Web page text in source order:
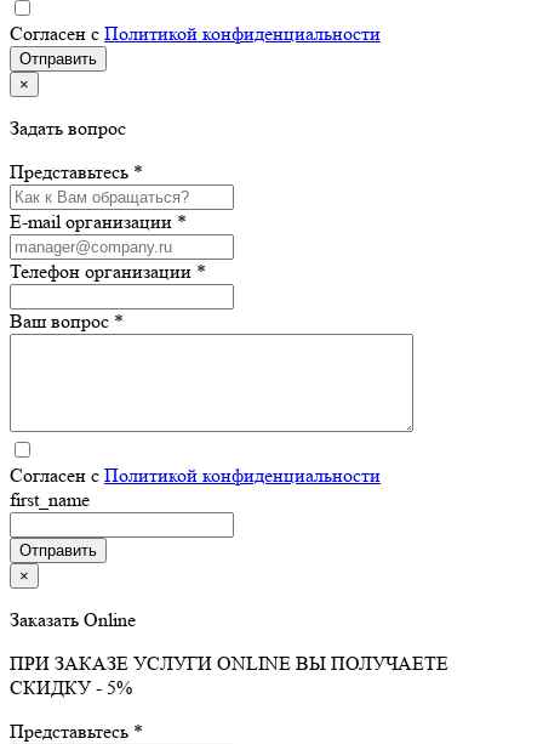
Согласен с Политикой конфиденциальности
×
Задать вопрос
Представьтесь *
E-mail организации *
Телефон организации *
Ваш вопрос *
Согласен с Политикой конфиденциальности
first_name
×
Заказать Online
ПРИ ЗАКАЗЕ УСЛУГИ ONLINE ВЫ ПОЛУЧАЕТЕ
СКИДКУ - 5%
Представьтесь *